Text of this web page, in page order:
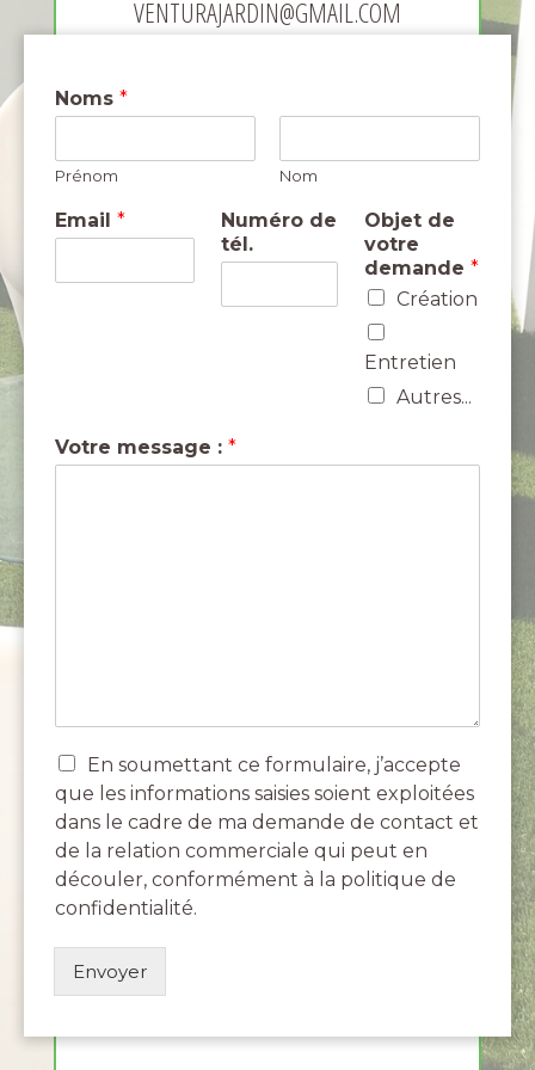
VENTURAJARDIN@GMAIL.COM
Noms*
Prénom Nom
Email*
Numéro de
tél.
Objet de
votre
demande *
Création
Entretien
Autres...
Votre message :*
C
a
s
e
s
à
c
c
e
*
En soumettant ce formulaire, j’accepte
que les informations saisies soient exploitées
dans le cadre de ma demande de contact et
de la relation commerciale qui peut en
découler, conformément à la politique de
confidentialité.
Envoyer